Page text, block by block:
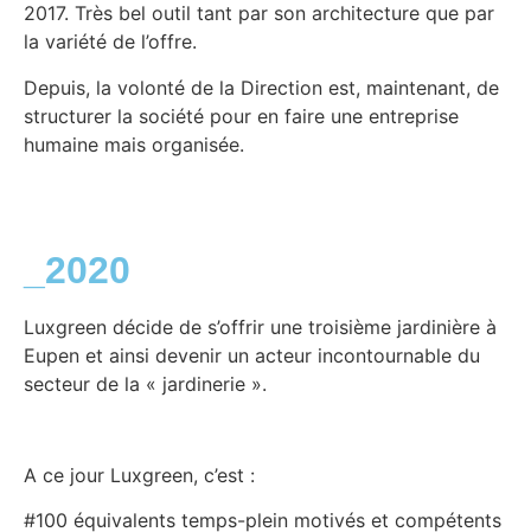
2017. Très bel outil tant par son architecture que par
la variété de l’offre.
Depuis, la volonté de la Direction est, maintenant, de
structurer la société pour en faire une entreprise
humaine mais organisée.
_2020
Luxgreen décide de s’offrir une troisième jardinière à
Eupen et ainsi devenir un acteur incontournable du
secteur de la « jardinerie ».
A ce jour Luxgreen, c’est :
#100 équivalents temps-plein motivés et compétents